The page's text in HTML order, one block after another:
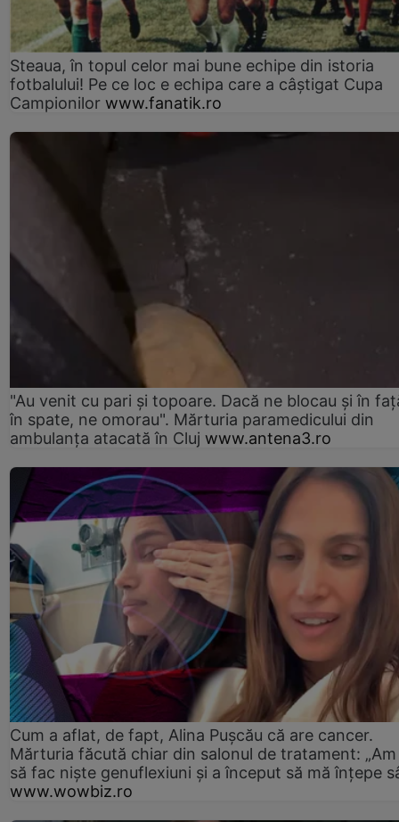
Steaua, în topul celor mai bune echipe din istoria
fotbalului! Pe ce loc e echipa care a câştigat Cupa
Campionilor www.fanatik.ro
"Au venit cu pari și topoare. Dacă ne blocau şi în
în spate, ne omorau". Mărturia paramedicului din
ambulanţa atacată în Cluj www.antena3.ro
Cum a aflat, de fapt, Alina Pușcău că are cancer.
Mărturia făcută chiar din salonul de tratament:
să fac niște genuflexiuni și a început să mă înțepe
www.wowbiz.ro